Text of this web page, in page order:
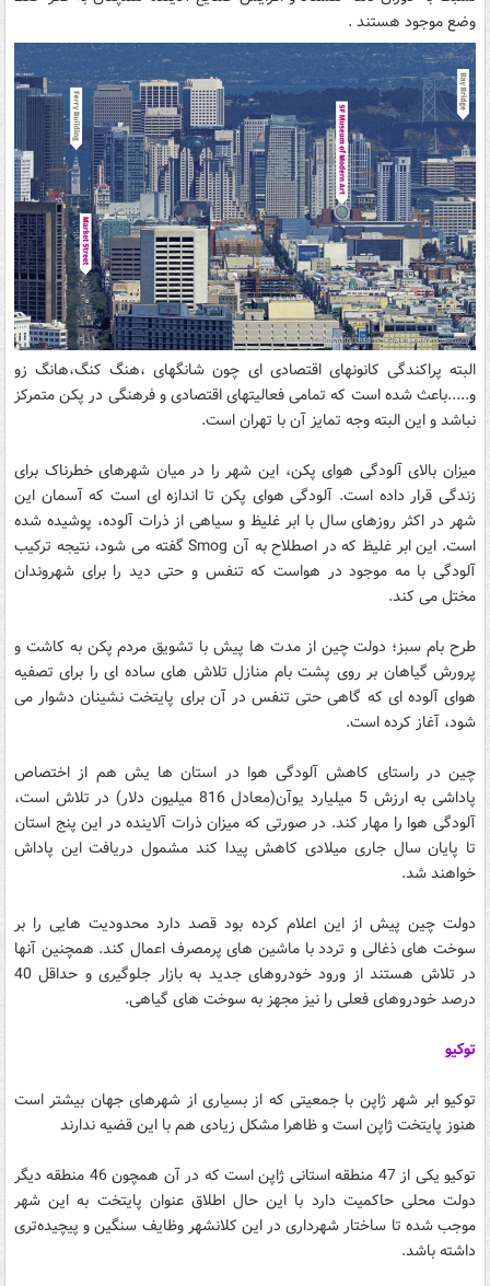
وضع موجود هستند .
البته پراکندگی کانونهای اقتصادی ای چون شانگهای ،هنگ کنگ،هانگ زو
و.....باعث شده است که تمامی فعالیتهای اقتصادی و فرهنگی در پکن متمرکز
نباشد و این البته وجه تمایز آن با تهران است.
میزان بالای آلودگی هوای پکن، این شهر را در میان شهرهای خطرناک برای
زندگی قرار داده است. آلودگی هوای پکن تا اندازه ای است که آسمان این
شهر در اکثر روزهای سال با ابر غلیظ و سیاهی از ذرات آلوده، پوشیده شده
است. این ابر غلیظ که در اصطلاح به آن Smog گفته می شود، نتیجه ترکیب
آلودگی با مه موجود در هواست که تنفس و حتی دید را برای شهروندان
مختل می کند.
طرح بام سبز؛ دولت چین از مدت ها پیش با تشویق مردم پکن به کاشت و
پرورش گیاهان بر روی پشت بام منازل تلاش های ساده ای را برای تصفیه
هوای آلوده ای که گاهی حتی تنفس در آن برای پایتخت نشینان دشوار می
شود، آغاز کرده است.
چین در راستای کاهش آلودگی هوا در استان ها یش هم از اختصاص
پاداشی به ارزش 5 میلیارد یوآن(معادل 816 میلیون دلار) در تلاش است،
آلودگی هوا را مهار کند. در صورتی که میزان ذرات آلاینده در این پنج استان
تا پایان سال جاری میلادی کاهش پیدا کند مشمول دریافت این پاداش
خواهند شد.
دولت چین پیش از این اعلام کرده بود قصد دارد محدودیت هایی را بر
سوخت های ذغالی و تردد با ماشین های پرمصرف اعمال کند. همچنین آنها
در تلاش هستند از ورود خودروهای جدید به بازار جلوگیری و حداقل 40
درصد خودروهای فعلی را نیز مجهز به سوخت های گیاهی.
توکیو
توکیو ابر شهر ژاپن با جمعیتی که از بسیاری از شهرهای جهان بیشتر است
هنوز پایتخت ژاپن است و ظاهرا مشکل زیادی هم با این قضیه ندارند
توکیو یکی از 47 منطقه استانی ژاپن است که در آن همچون 46 منطقه دیگر
دولت محلی حاکمیت دارد با این حال اطلاق عنوان پایتخت به این شهر
موجب شده تا ساختار شهرداری در این کلانشهر وظایف سنگین و پیچیده‌تری
داشته باشد.